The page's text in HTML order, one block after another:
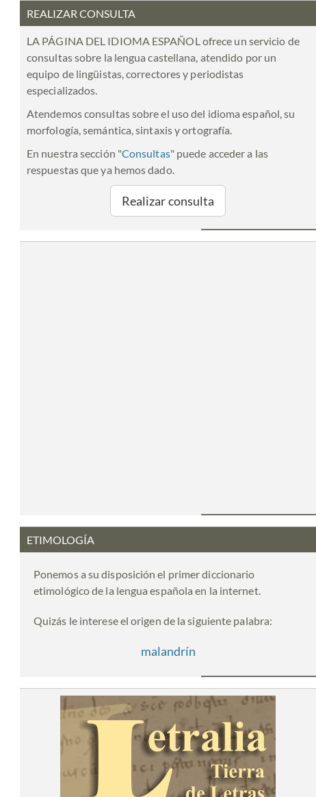
REALIZAR CONSULTA
LA PÁGINA DEL IDIOMA ESPAÑOL ofrece un servicio de
consultas sobre la lengua castellana, atendido por un
equipo de lingüistas, correctores y periodistas
especializados.
Atendemos consultas sobre el uso del idioma español, su
morfología, semántica, sintaxis y ortografía.
En nuestra sección "Consultas" puede acceder a las
respuestas que ya hemos dado.
Realizar consulta
ETIMOLOGÍA
Ponemos a su disposición el primer diccionario
etimológico de la lengua española en la internet.
Quizás le interese el origen de la siguiente palabra:
malandrín